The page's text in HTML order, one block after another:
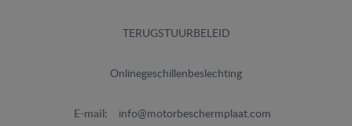
TERUGSTUURBELEID
Onlinegeschillenbeslechting
E-mail: info@motorbeschermplaat.com